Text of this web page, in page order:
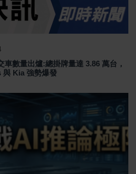
車數量出爐:總掛牌量達 3.86 萬台，
與 Kia 強勢爆發